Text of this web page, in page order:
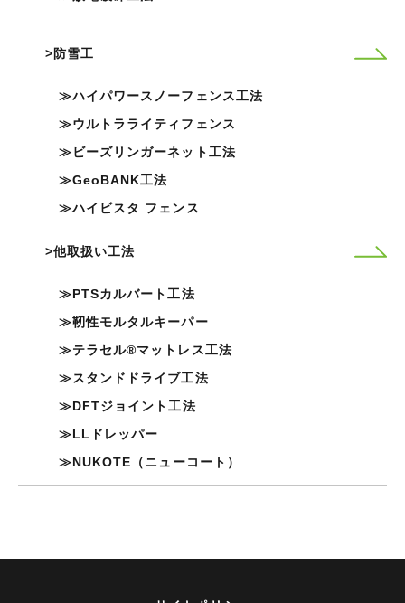
防雪工
ハイパワースノーフェンス工法
ウルトラライティフェンス
ビーズリンガーネット工法
GeoBANK工法
ハイビスタ フェンス
他取扱い工法
PTSカルバート工法
靭性モルタルキーパー
テラセル®マットレス工法
スタンドドライブ工法
DFTジョイント工法
LLドレッパー
NUKOTE（ニューコート）